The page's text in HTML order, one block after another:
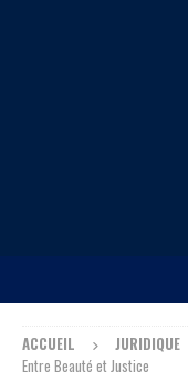
ACCUEIL JURIDIQUE
Entre Beauté et Justice